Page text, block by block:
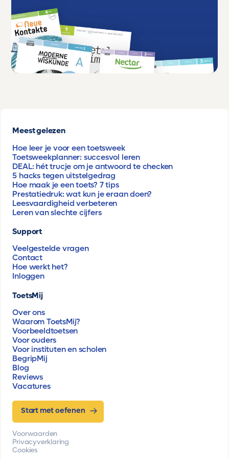
Meest gelezen
Hoe leer je voor een toetsweek
Toetsweekplanner: succesvol leren
DEAL: hét trucje om je antwoord te checken
5 hacks tegen uitstelgedrag
Hoe maak je een toets? 7 tips
Prestatiedruk: wat kun je eraan doen?
Leesvaardigheid verbeteren
Leren van slechte cijfers
Support
Veelgestelde vragen
Contact
Hoe werkt het?
Inloggen
ToetsMij
Over ons
Waarom ToetsMij?
Voorbeeldtoetsen
Voor ouders
Voor instituten en scholen
BegripMij
Blog
Reviews
Vacatures
Start met oefenen
Voorwaarden
Privacyverklaring
Cookies